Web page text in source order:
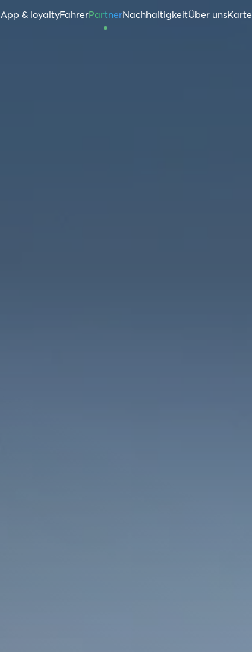
App & loyaltyFahrerPartnerNachhaltigkeitÜber unsKarte